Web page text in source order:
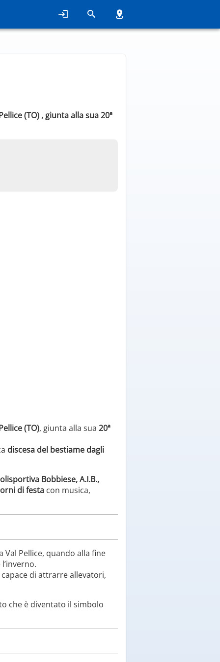
(TO) , giunta alla sua 20ª
(TO), giunta alla sua 20ª
discesa del bestiame dagli
Bobbiese, A.I.B.,
di festa con musica,
Pellice, quando alla fine
capace di attrarre allevatori,
che è diventato il simbolo